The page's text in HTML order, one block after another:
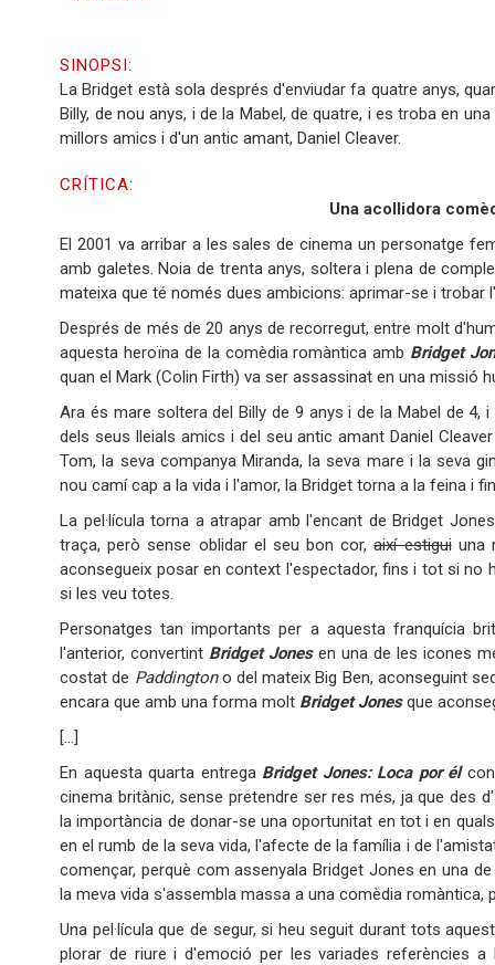
SINOPSI:
La Bridget està sola després d'enviudar fa quatre anys,
Billy, de nou anys, i de la Mabel, de quatre, i es troba en
millors amics i d'un antic amant, Daniel Cleaver.
CRÍTICA:
Una acollidora
El 2001 va arribar a les sales de cinema un personatge
amb galetes. Noia de trenta anys, soltera i plena de
mateixa que té només dues ambicions: aprimar-se i trobar
Després de més de 20 anys de recorregut, entre molt
aquesta heroïna de la comèdia romàntica amb Bridget
quan el Mark (Colin Firth) va ser assassinat en una missió
Ara és mare soltera del Billy de 9 anys i de la Mabel de
dels seus lleials amics i del seu antic amant Daniel
Tom, la seva companya Miranda, la seva mare i la seva
nou camí cap a la vida i l'amor, la Bridget torna a la feina i
La pel·lícula torna a atrapar amb l'encant de Bridget
traça, però sense oblidar el seu bon cor,així estiguiuna
aconsegueix posar en context l'espectador, fins i tot si no
si les veu totes.
Personatges tan importants per a aquesta franquícia
l'anterior, convertint Bridget Jonesen una de les icones
costat de Paddingtono del mateix Big Ben, aconseguint
encara que amb una forma molt Bridget Jonesque
[...]
En aquesta quarta entrega Bridget Jones: Loca por él
cinema britànic, sense pretendre ser res més, ja que des
la importància de donar-se una oportunitat en tot i en
en el rumb de la seva vida, l'afecte de la família i de
començar, perquè com assenyala Bridget Jones en una
la meva vida s'assembla massa a una comèdia romàntica,
Una pel·lícula que de segur, si heu seguit durant tots
plorar de riure i d'emoció per les variades referències